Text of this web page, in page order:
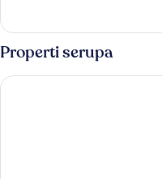
Kamar
Twin
Superior
Properti serupa
Hotel 88 Alun Alun